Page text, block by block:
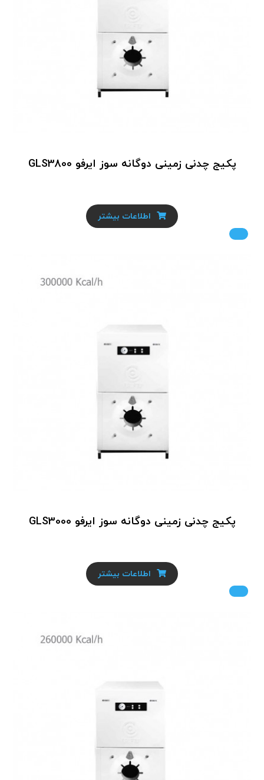
پکیج چدنی زمینی دوگانه سوز ایرفو GLS3800
اطلاعات بیشتر
پکیج چدنی زمینی دوگانه سوز ایرفو GLS3000
اطلاعات بیشتر